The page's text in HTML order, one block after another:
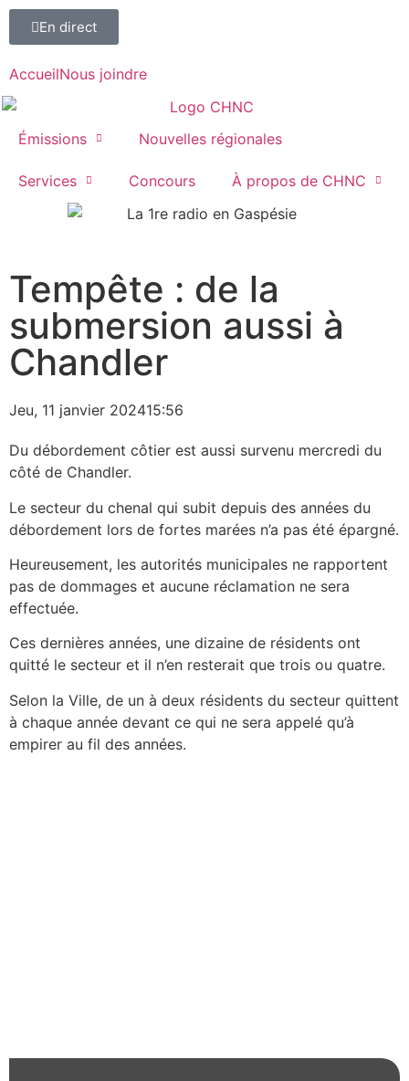
En direct
AccueilNous joindre
Émissions Nouvelles régionales
Services Concours À propos de CHNC
Paspébiac
Tempête : de la
submersion aussi à
Chandler
Jeu, 11 janvier 202415:56
Du débordement côtier est aussi survenu mercredi du
côté de Chandler.
Le secteur du chenal qui subit depuis des années du
débordement lors de fortes marées n’a pas été épargné.
Heureusement, les autorités municipales ne rapportent
pas de dommages et aucune réclamation ne sera
effectuée.
Ces dernières années, une dizaine de résidents ont
quitté le secteur et il n’en resterait que trois ou quatre.
Selon la Ville, de un à deux résidents du secteur quittent
à chaque année devant ce qui ne sera appelé qu’à
empirer au fil des années.